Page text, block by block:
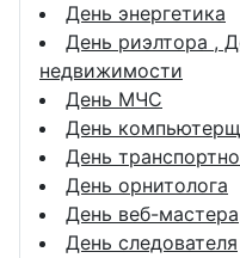
День энергетика
День риэлтора ,
недвижимости
День МЧС
День
День
День орнитолога
День веб-мастера
День следователя